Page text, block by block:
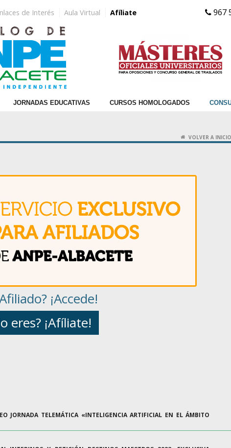
de Interés Aula Virtual Afíliate 967
JORNADAS EDUCATIVAS CURSOS HOMOLOGADOS
VOLVER A INICIO
¡Accede!
eres? ¡Afíliate!
JORNADA TELEMÁTICA «INTELIGENCIA ARTIFICIAL EN EL ÁMBITO